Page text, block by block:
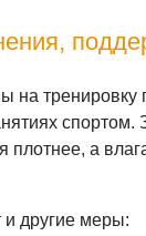
на
спортом.
плотнее, а
и другие меры: